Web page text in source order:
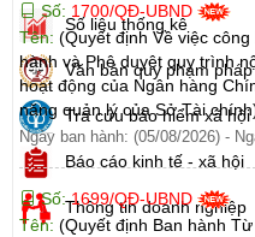
Số: 1700/QĐ-UBND
Tên: (Quyết định Về việc
hành và Phê duyệt quy trình
hoạt động của Ngân hàng
năng quản lý của Sở Tài
Ngày ban hành: (05/08/2026) -
Số:1699/QĐ-UBND
Tên: (Quyết định Ban hành
Số liệu thống kê
Văn bản quy phạm
Tra cứu bảo hiểm xã hội
Báo cáo kinh tế - xã hội
Thông tin doanh nghiệp